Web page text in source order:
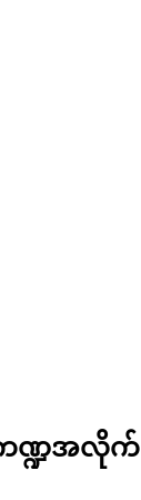
းကဏ္ဍအလိုက်